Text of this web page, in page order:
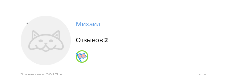
Михаил
Отзывов2